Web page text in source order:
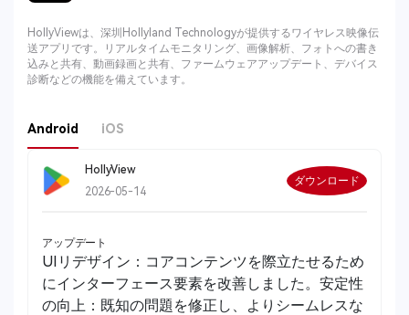
HollyViewは、深圳Hollyland Technologyが提供するワイヤレス映像伝
送アプリです。リアルタイムモニタリング、画像解析、フォトへの書き
込みと共有、動画録画と共有、ファームウェアアップデート、デバイス
診断などの機能を備えています。
Android iOS
HollyView
2026-05-14
ダウンロード
アップデート
UIリデザイン：コアコンテンツを際立たせるため
にインターフェース要素を改善しました。安定性
の向上：既知の問題を修正し、よりシームレスな